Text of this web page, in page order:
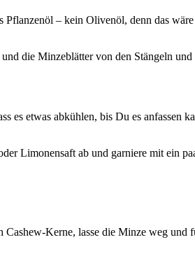
– kein Oli­ven­öl, denn das
die Min­ze­blät­ter von den Stän­geln
es etwas abküh­len, bis Du es anfas­sen
Limo­nen­saft ab und gar­nie­re mit ein
Ker­ne, las­se die Min­ze weg